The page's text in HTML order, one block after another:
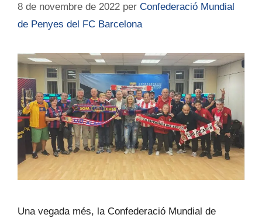
8 de novembre de 2022 per Confederació Mundial
de Penyes del FC Barcelona
Una vegada més, la Confederació Mundial de